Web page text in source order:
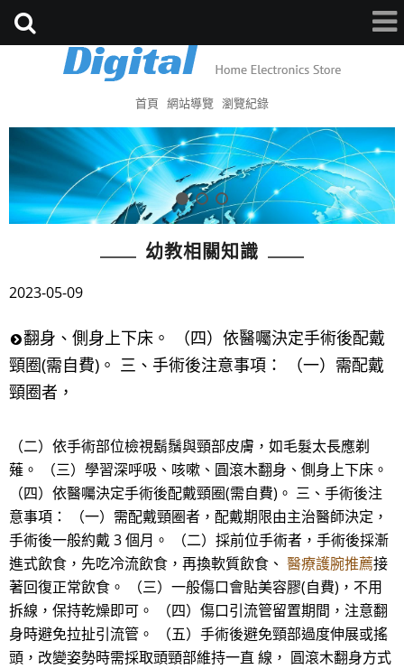
首頁 網站導覽 瀏覽紀錄
幼教相關知識
2023-05-09
翻身、側身上下床。 （四）依醫囑決定手術後配戴
頸圈(需自費)。 三、手術後注意事項： （一）需配戴
頸圈者，
（二）依手術部位檢視鬍鬚與頸部皮膚，如毛髮太長應剃
薙。 （三）學習深呼吸、咳嗽、圓滾木翻身、側身上下床。
（四）依醫囑決定手術後配戴頸圈(需自費)。 三、手術後注
意事項： （一）需配戴頸圈者，配戴期限由主治醫師決定，
手術後一般約戴 3 個月。 （二）採前位手術者，手術後採漸
進式飲食，先吃冷流飲食，再換軟質飲食、 醫療護腕推薦接
著回復正常飲食。 （三）一般傷口會貼美容膠(自費)，不用
拆線，保持乾燥即可。 （四）傷口引流管留置期間，注意翻
身時避免拉扯引流管。 （五）手術後避免頸部過度伸展或搖
頭，改變姿勢時需採取頭頸部維持一直 線， 圓滾木翻身方式